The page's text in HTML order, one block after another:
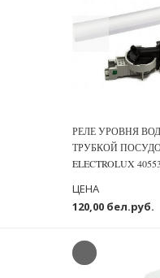
Previous
РЕЛЕ УРОВНЯ
ТРУБКОЙ
ELECTROLUX
120,00 бел.руб.
ЦЕНА